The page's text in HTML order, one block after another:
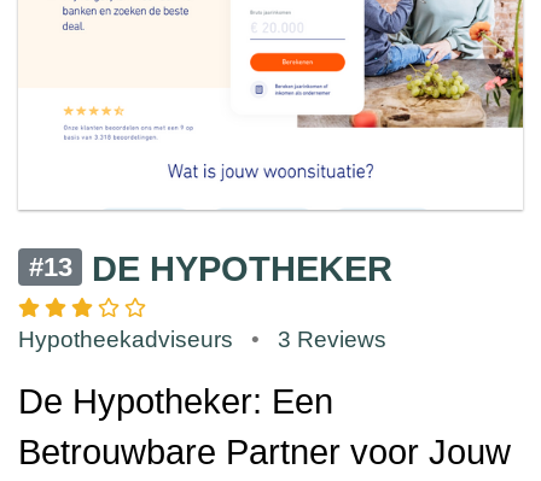
#13 DE HYPOTHEKER
Hypotheekadviseurs • 3 Reviews
De Hypotheker: Een
Betrouwbare Partner voor Jouw